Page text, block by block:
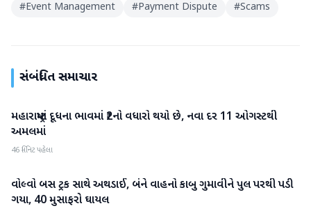
#Event Management #Payment Dispute #Scams
સંબંધિત સમાચાર
રાષ્ટ્રીય
મહારાષ્ટ્રમાં દૂધના ભાવમાં ₹2નો વધારો થયો છે, નવા દર 11 ઓગસ્ટથી
અમલમાં
46 મિનિટ પહેલા
રાષ્ટ્રીય
વોલ્વો બસ ટ્રક સાથે અથડાઈ, બંને વાહનો કાબુ ગુમાવીને પુલ પરથી પડી
ગયા, 40 મુસાફરો ઘાયલ